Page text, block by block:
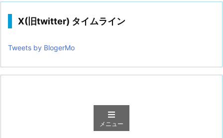
X(旧twitter) タイムライン
Tweets by BlogerMo
メニュー